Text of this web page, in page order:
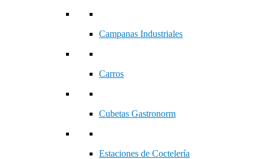
Campanas Industriales
Carros
Cubetas Gastronorm
Estaciones de Coctelería